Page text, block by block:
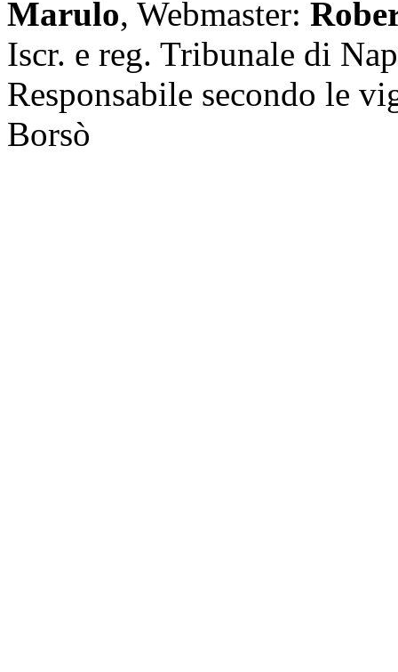
Marulo, Webmaster:
Iscr. e reg. Tribunale di
Responsabile secondo le
Borsò